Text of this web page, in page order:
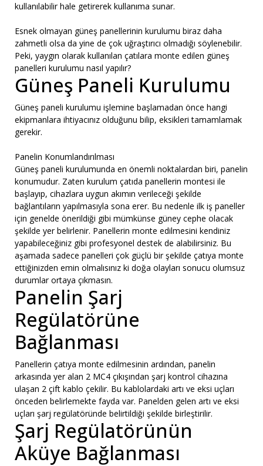
kullanılabilir hale getirerek kullanıma sunar.
Esnek olmayan güneş panellerinin kurulumu biraz daha
zahmetli olsa da yine de çok uğraştırıcı olmadığı söylenebilir.
Peki, yaygın olarak kullanılan çatılara monte edilen güneş
panelleri kurulumu nasıl yapılır?
Güneş Paneli Kurulumu
Güneş paneli kurulumu işlemine başlamadan önce hangi
ekipmanlara ihtiyacınız olduğunu bilip, eksikleri tamamlamak
gerekir.
Panelin Konumlandırılması
Güneş paneli kurulumunda en önemli noktalardan biri, panelin
konumudur. Zaten kurulum çatıda panellerin montesi ile
başlayıp, cihazlara uygun akımın verileceği şekilde
bağlantıların yapılmasıyla sona erer. Bu nedenle ilk iş paneller
için genelde önerildiği gibi mümkünse güney cephe olacak
şekilde yer belirlenir. Panellerin monte edilmesini kendiniz
yapabileceğiniz gibi profesyonel destek de alabilirsiniz. Bu
aşamada sadece panelleri çok güçlü bir şekilde çatıya monte
ettiğinizden emin olmalısınız ki doğa olayları sonucu olumsuz
durumlar ortaya çıkmasın.
Panelin Şarj
Regülatörüne
Bağlanması
Panellerin çatıya monte edilmesinin ardından, panelin
arkasında yer alan 2 MC4 çıkışından şarj kontrol cihazına
ulaşan 2 çift kablo çekilir. Bu kablolardaki artı ve eksi uçları
önceden belirlemekte fayda var. Panelden gelen artı ve eksi
uçları şarj regülatöründe belirtildiği şekilde birleştirilir.
Şarj Regülatörünün
Aküye Bağlanması